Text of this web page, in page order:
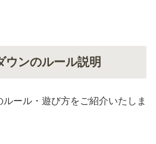
ウンのルール説明
ール・遊び方をご紹介いたしま